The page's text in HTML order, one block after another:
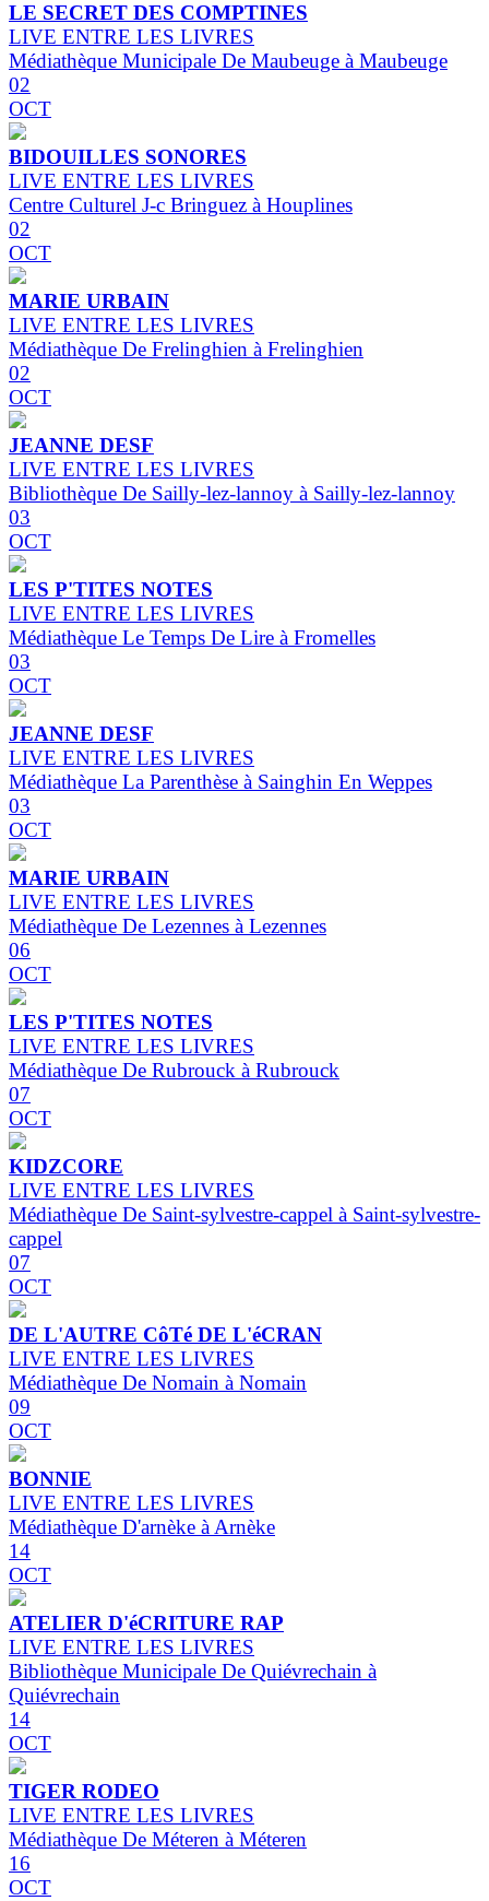
LE SECRET DES COMPTINES
LIVE ENTRE LES LIVRES
Médiathèque Municipale De Maubeuge à Maubeuge
02
OCT
BIDOUILLES SONORES
LIVE ENTRE LES LIVRES
Centre Culturel J-c Bringuez à Houplines
02
OCT
MARIE URBAIN
LIVE ENTRE LES LIVRES
Médiathèque De Frelinghien à Frelinghien
02
OCT
JEANNE DESF
LIVE ENTRE LES LIVRES
Bibliothèque De Sailly-lez-lannoy à Sailly-lez-lannoy
03
OCT
LES P'TITES NOTES
LIVE ENTRE LES LIVRES
Médiathèque Le Temps De Lire à Fromelles
03
OCT
JEANNE DESF
LIVE ENTRE LES LIVRES
Médiathèque La Parenthèse à Sainghin En Weppes
03
OCT
MARIE URBAIN
LIVE ENTRE LES LIVRES
Médiathèque De Lezennes à Lezennes
06
OCT
LES P'TITES NOTES
LIVE ENTRE LES LIVRES
Médiathèque De Rubrouck à Rubrouck
07
OCT
KIDZCORE
LIVE ENTRE LES LIVRES
Médiathèque De Saint-sylvestre-cappel à Saint-sylvestre-
cappel
07
OCT
DE L'AUTRE CôTé DE L'éCRAN
LIVE ENTRE LES LIVRES
Médiathèque De Nomain à Nomain
09
OCT
BONNIE
LIVE ENTRE LES LIVRES
Médiathèque D'arnèke à Arnèke
14
OCT
ATELIER D'éCRITURE RAP
LIVE ENTRE LES LIVRES
Bibliothèque Municipale De Quiévrechain à
Quiévrechain
14
OCT
TIGER RODEO
LIVE ENTRE LES LIVRES
Médiathèque De Méteren à Méteren
16
OCT